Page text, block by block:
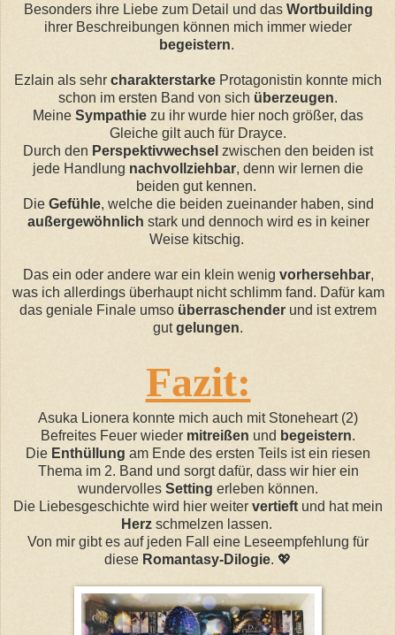
Besonders ihre Liebe zum Detail und das Wortbuilding
ihrer Beschreibungen können mich immer wieder
begeistern.
Ezlain als sehr charakterstarke Protagonistin konnte mich
schon im ersten Band von sich überzeugen.
Meine Sympathie zu ihr wurde hier noch größer, das
Gleiche gilt auch für Drayce.
Durch den Perspektivwechsel zwischen den beiden ist
jede Handlung nachvollziehbar, denn wir lernen die
beiden gut kennen.
Die Gefühle, welche die beiden zueinander haben, sind
außergewöhnlich stark und dennoch wird es in keiner
Weise kitschig.
Das ein oder andere war ein klein wenig vorhersehbar,
was ich allerdings überhaupt nicht schlimm fand. Dafür kam
das geniale Finale umso überraschender und ist extrem
gutgelungen.
Fazit:
Asuka Lionera konnte mich auch mit Stoneheart (2)
Befreites Feuer wieder mitreißen und begeistern.
Die Enthüllung am Ende des ersten Teils ist ein riesen
Thema im 2. Band und sorgt dafür, dass wir hier ein
wundervolles Setting erleben können.
Die Liebesgeschichte wird hier weiter vertieft und hat mein
Herz schmelzen lassen.
Von mir gibt es auf jeden Fall eine Leseempfehlung für
diese Romantasy-Dilogie. 💖